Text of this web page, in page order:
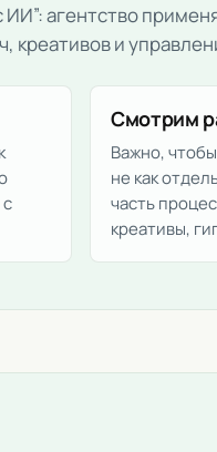
агентство
креативов и
Смотрим
Важно,
не как
часть
креативы,